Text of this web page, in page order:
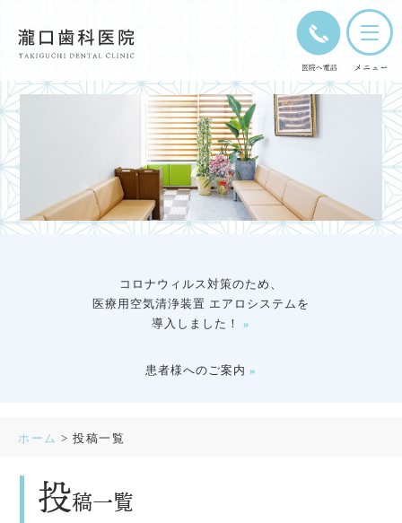
コロナウィルス対策のため、
医療用空気清浄装置 エアロシステムを
導入しました！
»
患者様へのご案内 »
ホーム > 投稿一覧
投稿一覧